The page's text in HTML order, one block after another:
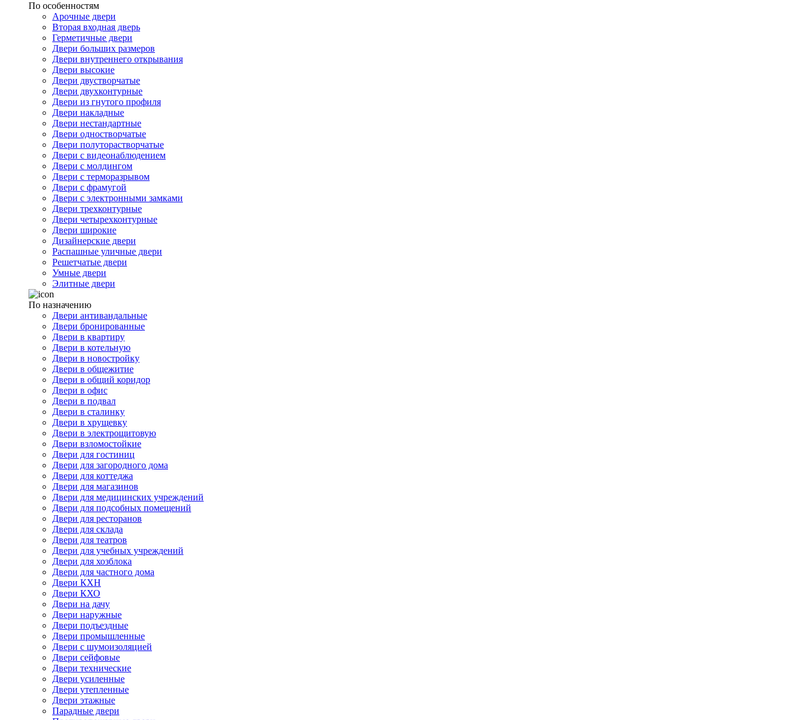
По особенностям
Арочные двери
Вторая входная дверь
Герметичные двери
Двери больших размеров
Двери внутреннего открывания
Двери высокие
Двери двустворчатые
Двери двухконтурные
Двери из гнутого профиля
Двери накладные
Двери нестандартные
Двери одностворчатые
Двери полуторастворчатые
Двери с видеонаблюдением
Двери с молдингом
Двери с терморазрывом
Двери с фрамугой
Двери с электронными замками
Двери трехконтурные
Двери четырехконтурные
Двери широкие
Дизайнерские двери
Распашные уличные двери
Решетчатые двери
Умные двери
Элитные двери
По назначению
Двери антивандальные
Двери бронированные
Двери в квартиру
Двери в котельную
Двери в новостройку
Двери в общежитие
Двери в общий коридор
Двери в офис
Двери в подвал
Двери в сталинку
Двери в хрущевку
Двери в электрощитовую
Двери взломостойкие
Двери для гостиниц
Двери для загородного дома
Двери для коттеджа
Двери для магазинов
Двери для медицинских учреждений
Двери для подсобных помещений
Двери для ресторанов
Двери для склада
Двери для театров
Двери для учебных учреждений
Двери для хозблока
Двери для частного дома
Двери КХН
Двери КХО
Двери на дачу
Двери наружные
Двери подъездные
Двери промышленные
Двери с шумоизоляцией
Двери сейфовые
Двери технические
Двери усиленные
Двери утепленные
Двери этажные
Парадные двери